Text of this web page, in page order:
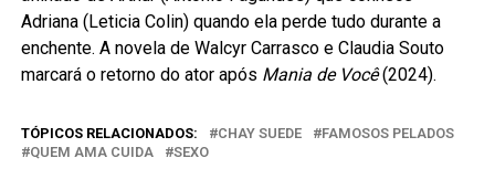
Adriana (Leticia Colin) quando ela perde tudo durante a
enchente. A novela de Walcyr Carrasco e Claudia Souto
marcará o retorno do ator após Mania de Você(2024).
TÓPICOS RELACIONADOS: CHAY SUEDE
FAMOSOS PELADOS
QUEM AMA CUIDA
SEXO